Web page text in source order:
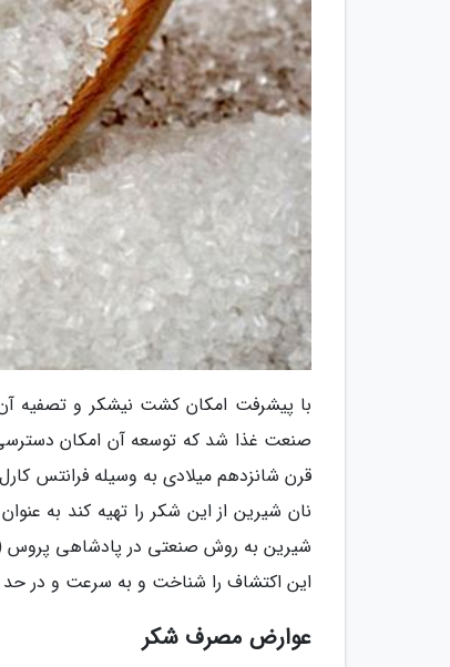
با پیشرفت امکان کشت نیشکر و تصفیه
صنعت غذا شد که توسعه آن امکان دسترسی
شیرین به روش صنعتی در پادشاهی پروس
این اکتشاف را شناخت و به سرعت و در
عوارض مصرف شکر